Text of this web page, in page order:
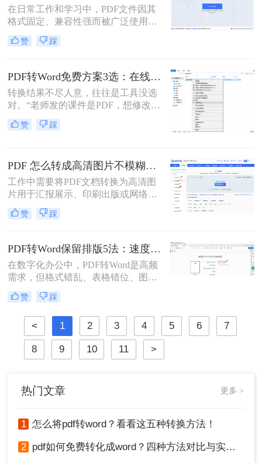
在日常工作和学习中，PDF文件因其
格式固定、兼容性强而被广泛使用。
然而，PDF的静态特性也带来了编辑
困难的问题。为了便于修改和协作，
许多用户的刚需。那么pdf怎么转换成
word文档呢？本文将详细介绍五种常
用的PDF转Word方法，帮助您选择最
适合自己的解决方案。
赞 踩
PDF转Word免费方案3选：在线免费额度、客户端试用和Word自带的区别！
转换结果不尽人意，往往是工具没选
对。“老师发的课件是PDF，想修改内
容怎么办？”“客户发来的合同是
PDF，需要调整条款怎么处理？”从事
的“灵魂拷问”。
赞 踩
PDF 怎么转成高清图片不模糊？5种高清转换方法（2026实测指南）
工作中需要将PDF文档转换为高清图
片用于汇报展示、印刷出版或网络分
享，但转换后图片模糊不清、细节丢
失、放大后出现马赛克……这些"清
能导致重要信息无法识别。那么PDF
怎么转成高清图片不模糊呢？别再忍
受模糊图片！本文直击痛点，提供可
立即执行的高清转换方案，助您10分
钟内获得印刷级清晰度！
赞 踩
PDF转Word保留排版5法：速度优先还是排版优先？选择指南！
在数字化办公中，PDF转Word是高频
需求，但格式错乱、表格错位、图片
错位等问题频发。许多用户盲目使用
在线工具，导致文档返工重做。那么
pdf转word怎么保留原排版呢？本文基
于Windows 10/11系统实测，系统梳理
5种安全有效方法，明确标注每种方
案的适用边界与关键细节，助您高效
赞 踩
< 1 2 3 4 5 6 7
8 9 10 11 >
热门文章 更多 >
1 怎么将pdf转word？看看这五种转换方法！
2 pdf如何免费转化成word？四种方法对比与实操指南（附详细表格）